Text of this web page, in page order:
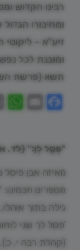
רבינו הקדוש
ומחיבורו
זיע"א –
ומובנת לכל
תשא (פרשת
"פְּסָל לְךָ" (לד,
מאיזה אבן פיסל
מספרים חכמינו:
גילה בתוך
'פסל לך שני
(קהלת רבה י, כ).